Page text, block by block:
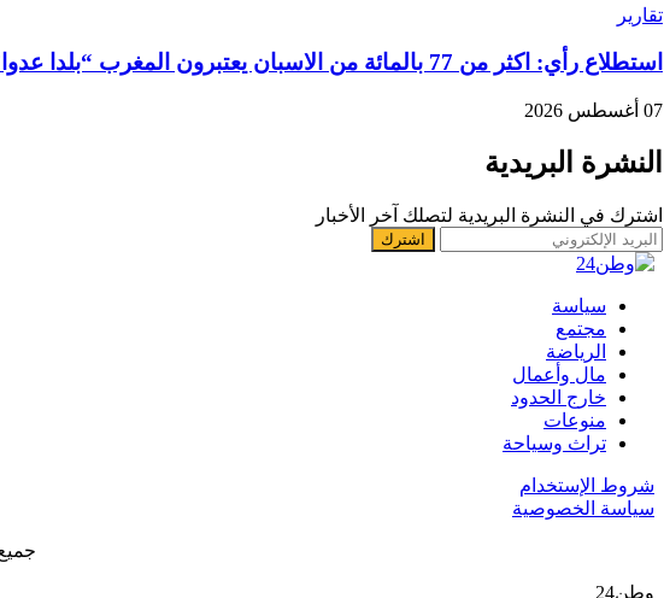
تقارير
استطلاع رأي: اكثر من 77 بالمائة من الاسبان يعتبرون المغرب “بلدا عدوا”
07 أغسطس 2026
النشرة البريدية
اشترك في النشرة البريدية لتصلك آخر الأخبار
سياسة
مجتمع
الرياضة
مال وأعمال
خارج الحدود
منوعات
تراث وسياحة
شروط الإستخدام
سياسة الخصوصية
جميع
وطن24